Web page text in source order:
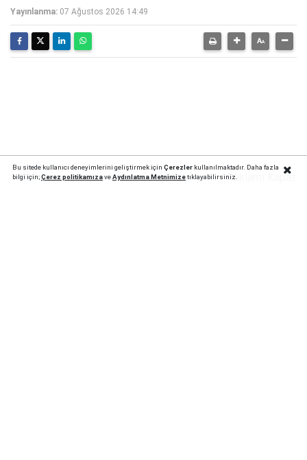
Yayınlanma: 07 Ağustos 2026 14:49
Bu sitede kullanıcı deneyimlerini geliştirmek için Çerezlerkullanılmaktadır. Daha fazla
bilgi için;Çerez politikamızaveAydınlatma Metnimizetıklayabilirsiniz.Reklamı Kapat